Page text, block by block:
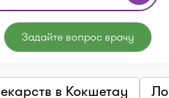
Задайте вопрос врачу
в Кокшетау